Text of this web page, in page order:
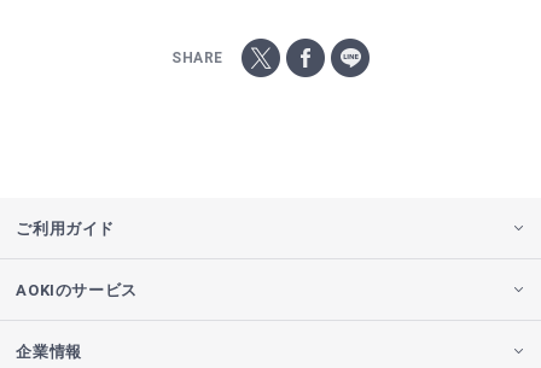
SHARE
ご利用ガイド
AOKIのサービス
企業情報